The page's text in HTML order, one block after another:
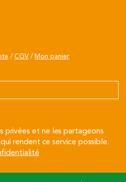
CGV Mon panier
privées et ne les partageons
rendent ce service possible.